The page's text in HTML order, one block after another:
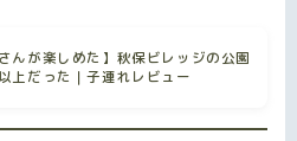
さんが楽しめた】秋保ビレッジの公園
上だった｜子連れレビュー